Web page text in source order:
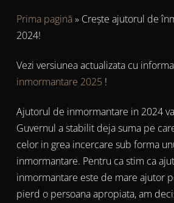
Prima pagină» Crește ajutorul de
2024!
Vezi versiunea actualizata cu
inmormantare 2025 !
Ajutorul de inmormantare in 2024
Guvernul a stabilit deja suma pe
celor in grea incercare sub forma
inmormantare. Pentru ca stim ca
inmormantare este de mare ajutor
pierd o persoana apropiata, am